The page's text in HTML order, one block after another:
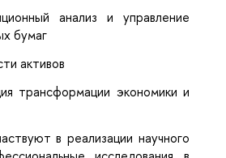
анализ и управление
бумаг
активов
трансформации экономики и
в реализации научного